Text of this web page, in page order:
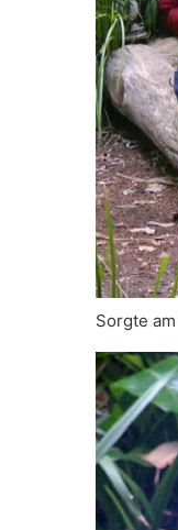
Sorgte